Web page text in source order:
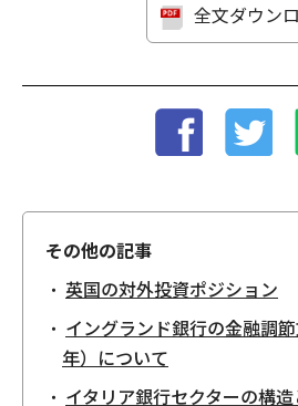
全文ダウン
その他の記事
英国の対外投資ポジション
イングランド銀行の金融調
年）について
イタリア銀行セクターの構